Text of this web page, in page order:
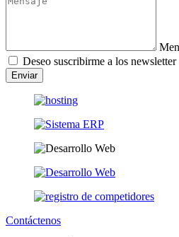
Deseo suscribirme a los newsletter
Enviar
Contáctenos